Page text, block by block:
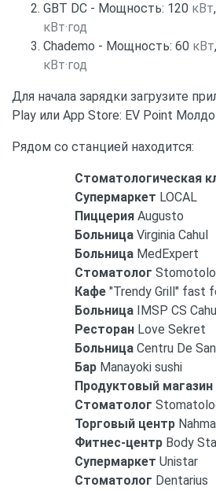
GBT DC - Мощность: 120 кВт
кВт·год
Chademo - Мощность: 60 кВт
кВт·год
Для начала зарядки загрузите
Play или App Store: EV Point
Рядом со станцией находится:
Стоматологическая
Супермаркет LOCAL
Пиццерия Augusto
Больница Virginia Cahul
Больница MedExpert
Стоматолог
Кафе "Trendy Grill" fast
Больница IMSP CS
Ресторан Love Sekret
Больница Centru De
Бар Manayoki sushi
Продуктовый магазин
Стоматолог
Торговый центр
Фитнес-центр Body
Супермаркет Unistar
Стоматолог Dentarius